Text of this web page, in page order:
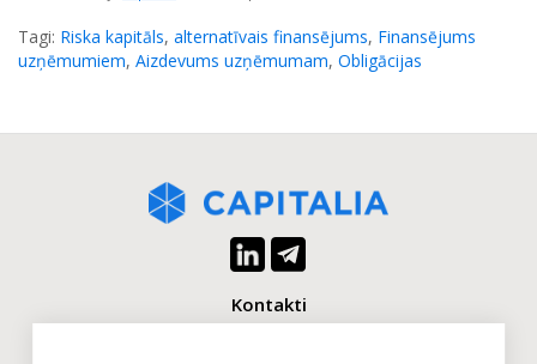
Tagi: Riska kapitāls, alternatīvais finansējums, Finansējums
uzņēmumiem, Aizdevums uzņēmumam, Obligācijas
Kontakti
+371 2880 0880